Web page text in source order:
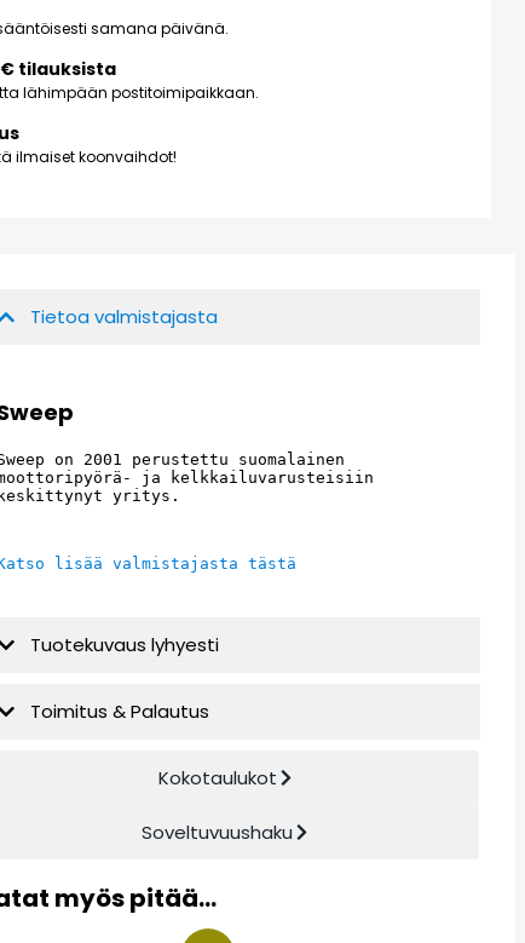
samana päivänä.
tilauksista
lähimpään postitoimipaikkaan.
ilmaiset koonvaihdot!
Tietoa valmistajasta
on 2001 perustettu suomalainen
ja kelkkailuvarusteisiin
keskittynyt yritys.
lisää valmistajasta tästä
Tuotekuvaus lyhyesti
Toimitus & Palautus
Kokotaulukot
Soveltuvuushaku
myös pitää...